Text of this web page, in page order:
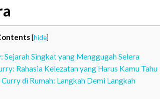
[hide]
Sejarah Singkat yang Menggugah Selera
Rahasia Kelezatan yang Harus Kamu Tahu
di Rumah: Langkah Demi Langkah